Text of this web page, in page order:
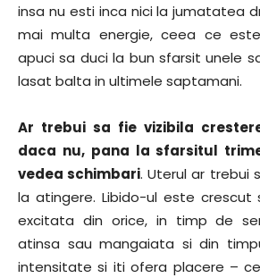
insa nu esti inca nici la jumatatea
mai multa energie, ceea ce
apuci sa duci la bun sfarsit unele
lasat balta in ultimele saptamani.
Ar trebui sa fie vizibila
daca nu, pana la sfarsitul
vedea schimbari. Uterul ar trebui
la atingere. Libido-ul este
excitata din orice, in timp de
atinsa sau mangaiata si din
intensitate si iti ofera placere –